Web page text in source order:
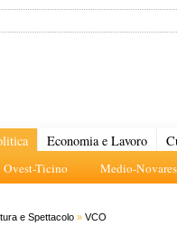
Ovest-Ticino Medio-
Economia e Lavoro
e Spettacolo » VCO